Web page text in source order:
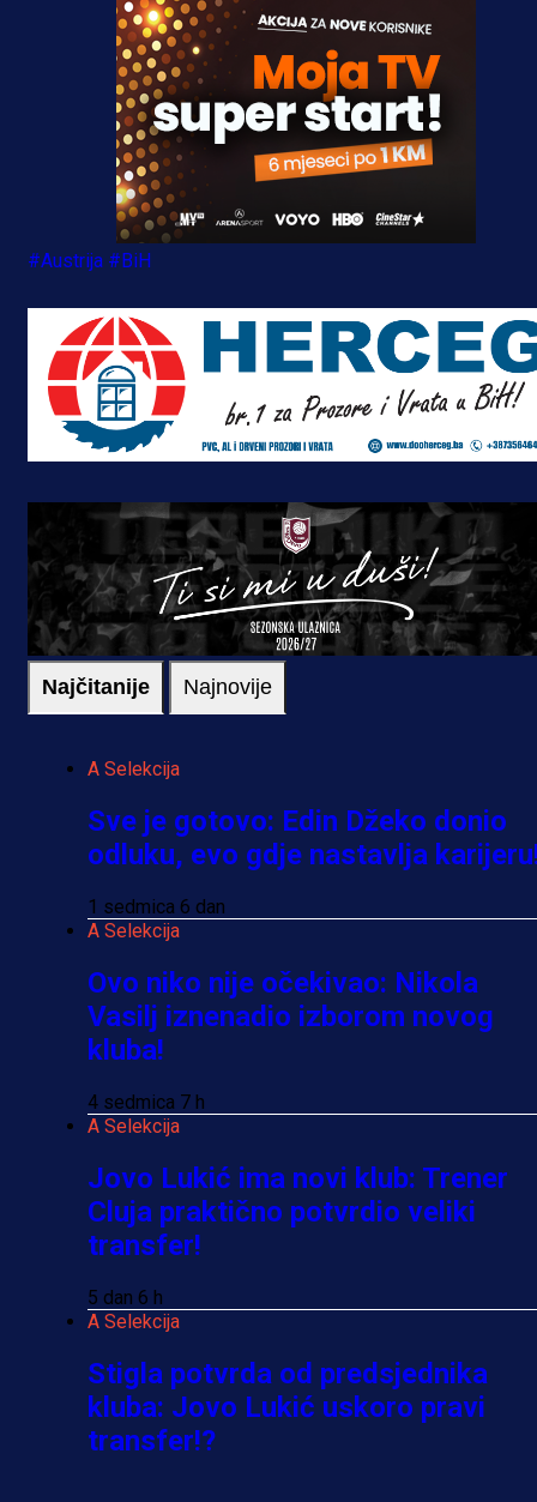
#Austrija #BiH
Najčitanije Najnovije
A Selekcija
Sve je gotovo: Edin Džeko donio
odluku, evo gdje nastavlja
1 sedmica 6 dan
A Selekcija
Ovo niko nije očekivao: Nikola
Vasilj iznenadio izborom novog
kluba!
4 sedmica 7 h
A Selekcija
Jovo Lukić ima novi klub: Trener
Cluja praktično potvrdio veliki
transfer!
5 dan 6 h
A Selekcija
Stigla potvrda od predsjednika
kluba: Jovo Lukić uskoro pravi
transfer!?